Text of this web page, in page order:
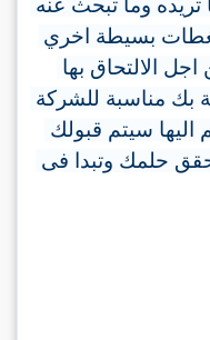
وما تبحث عنه
بسيطة اخري
الالتحاق بها
بك مناسبة للشركة
اليها سيتم قبولك
حلمك وتبدا فى